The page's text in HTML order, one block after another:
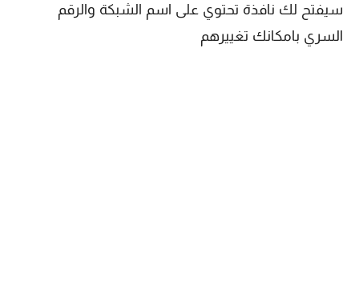
سيفتح لك نافذة تحتوي على اسم الشبكة والرقم
السري بامكانك تغييرهم